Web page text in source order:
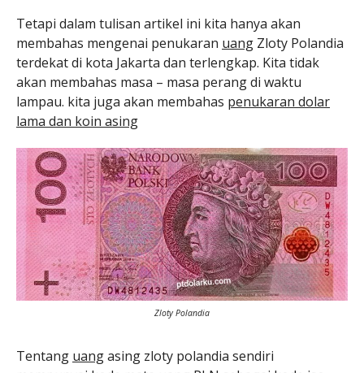
Tetapi dalam tulisan artikel ini kita hanya akan
membahas mengenai penukaran uang Zloty Polandia
terdekat di kota Jakarta dan terlengkap. Kita tidak
akan membahas masa – masa perang di waktu
lampau. kita juga akan membahas penukaran dolar
lama dan koin asing
Zloty Polandia
Tentang uangasing zloty polandia sendiri